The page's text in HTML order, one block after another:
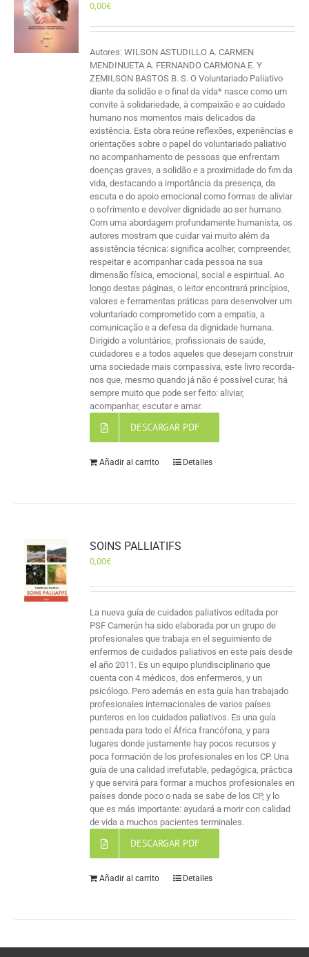
0,00€
Autores: WILSON ASTUDILLO A. CARMEN
MENDINUETA A. FERNANDO CARMONA E. Y
ZEMILSON BASTOS B. S. O Voluntariado Paliativo
diante da solidão e o final da vida* nasce como um
convite à solidariedade, à compaixão e ao cuidado
humano nos momentos mais delicados da
existência. Esta obra reúne reflexões, experiências e
orientações sobre o papel do voluntariado paliativo
no acompanhamento de pessoas que enfrentam
doenças graves, a solidão e a proximidade do fim da
vida, destacando a importância da presença, da
escuta e do apoio emocional como formas de aliviar
o sofrimento e devolver dignidade ao ser humano.
Com uma abordagem profundamente humanista, os
autores mostram que cuidar vai muito além da
assistência técnica: significa acolher, compreender,
respeitar e acompanhar cada pessoa na sua
dimensão física, emocional, social e espiritual. Ao
longo destas páginas, o leitor encontrará princípios,
valores e ferramentas práticas para desenvolver um
voluntariado comprometido com a empatia, a
comunicação e a defesa da dignidade humana.
Dirigido a voluntários, profissionais de saúde,
cuidadores e a todos aqueles que desejam construir
uma sociedade mais compassiva, este livro recorda-
nos que, mesmo quando já não é possível curar, há
sempre muito que pode ser feito: aliviar,
acompanhar, escutar e amar.
DESCARGAR PDF
Añadir al carrito Detalles
SOINS PALLIATIFS
0,00€
La nueva guía de cuidados paliativos editada por
PSF Camerún ha sido elaborada por un grupo de
profesionales que trabaja en el seguimiento de
enfermos de cuidados paliativos en este país desde
el año 2011. Es un equipo pluridisciplinario que
cuenta con 4 médicos, dos enfermeros, y un
psicólogo. Pero además en esta guía han trabajado
profesionales internacionales de varios países
punteros en los cuidados paliativos. Es una guía
pensada para todo el África francófona, y para
lugares donde justamente hay pocos recursos y
poca formación de los profesionales en los CP. Una
guía de una calidad irrefutable, pedagógica, práctica
y que servirá para formar a muchos profesionales en
países donde poco o nada se sabe de los CP, y lo
que es más importante: ayudará a morir con calidad
de vida a muchos pacientes terminales.
DESCARGAR PDF
Añadir al carrito Detalles